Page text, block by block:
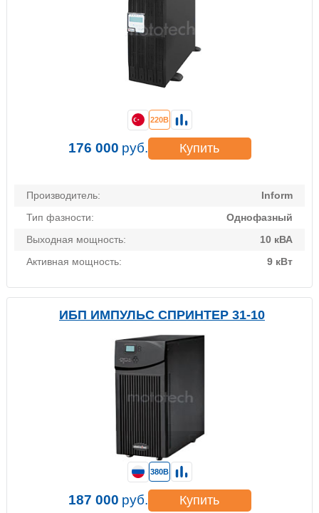
Производитель:
Inform
Тип фазности:
Однофазный
Выходная мощность:
10 кВА
Активная мощность:
9 кВт
220В
176 000 руб. Купить
ИБП ИМПУЛЬС СПРИНТЕР 31-10
380В
187 000 руб. Купить